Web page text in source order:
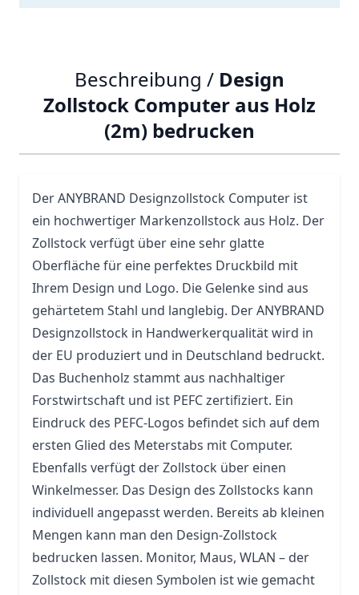
Beschreibung / Design
Zollstock Computer aus Holz
(2m) bedrucken
Der ANYBRAND Designzollstock Computer ist
ein hochwertiger Markenzollstock aus Holz. Der
Zollstock verfügt über eine sehr glatte
Oberfläche für eine perfektes Druckbild mit
Ihrem Design und Logo. Die Gelenke sind aus
gehärtetem Stahl und langlebig. Der ANYBRAND
Designzollstock in Handwerkerqualität wird in
der EU produziert und in Deutschland bedruckt.
Das Buchenholz stammt aus nachhaltiger
Forstwirtschaft und ist PEFC zertifiziert. Ein
Eindruck des PEFC-Logos befindet sich auf dem
ersten Glied des Meterstabs mit Computer.
Ebenfalls verfügt der Zollstock über einen
Winkelmesser. Das Design des Zollstocks kann
individuell angepasst werden. Bereits ab kleinen
Mengen kann man den Design-Zollstock
bedrucken lassen. Monitor, Maus, WLAN – der
Zollstock mit diesen Symbolen ist wie gemacht